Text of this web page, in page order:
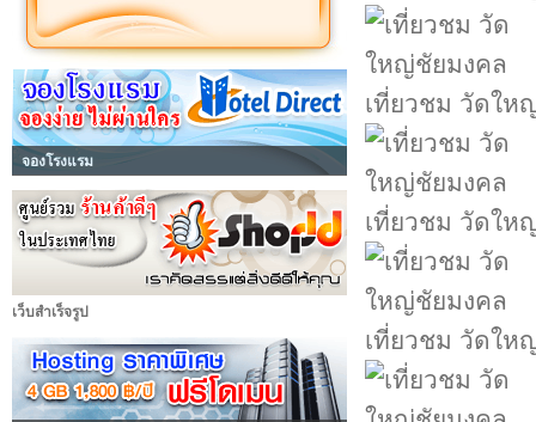
จองโรงแรม
เว็บสำเร็จรูป
เที่ยวชม วัดให
เที่ยวชม วัดให
เที่ยวชม วัดให